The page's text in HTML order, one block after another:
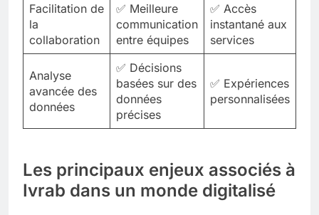
Facilitation de
la
collaboration
✅ Meilleure
communication
entre équipes
✅ Accès
instantané aux
services
Analyse
avancée des
données
✅ Décisions
basées sur des
données
précises
✅ Expériences
personnalisées
Les principaux enjeux associés à
Ivrab dans un monde digitalisé